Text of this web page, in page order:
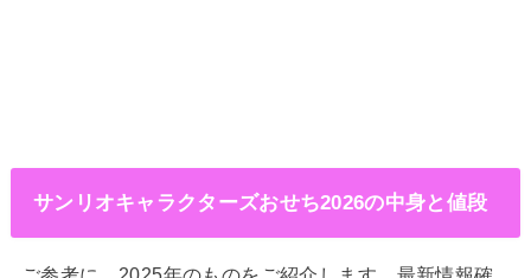
サンリオキャラクターズおせち2026の中身と値段